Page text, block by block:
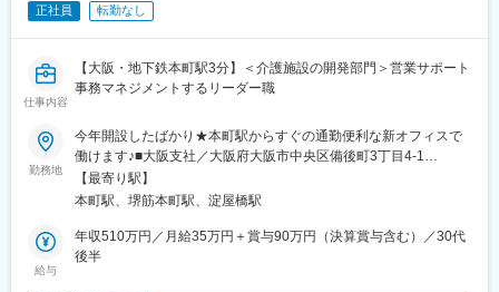
正社員 転勤なし
仕事内容
【大阪・地下鉄本町駅3分】＜介護施設の開発部門＞営業サポート
事務マネジメントするリーダー職
勤務地
今年開設したばかり★本町駅からすぐの通勤便利な新オフィスで
働けます♪■大阪支社／大阪府大阪市中央区備後町3丁目4-1
NANKAI備後町ビル2階・大阪メトロ御堂筋本線「本町駅」より徒
歩3分・大阪メトロ中央線「堺筋本町駅」より徒歩5分※受動喫煙
【最寄り駅】
本町駅、堺筋本町駅、淀屋橋駅
給与
年収510万円／月給35万円＋賞与90万円（決算賞与含む）／30代
後半